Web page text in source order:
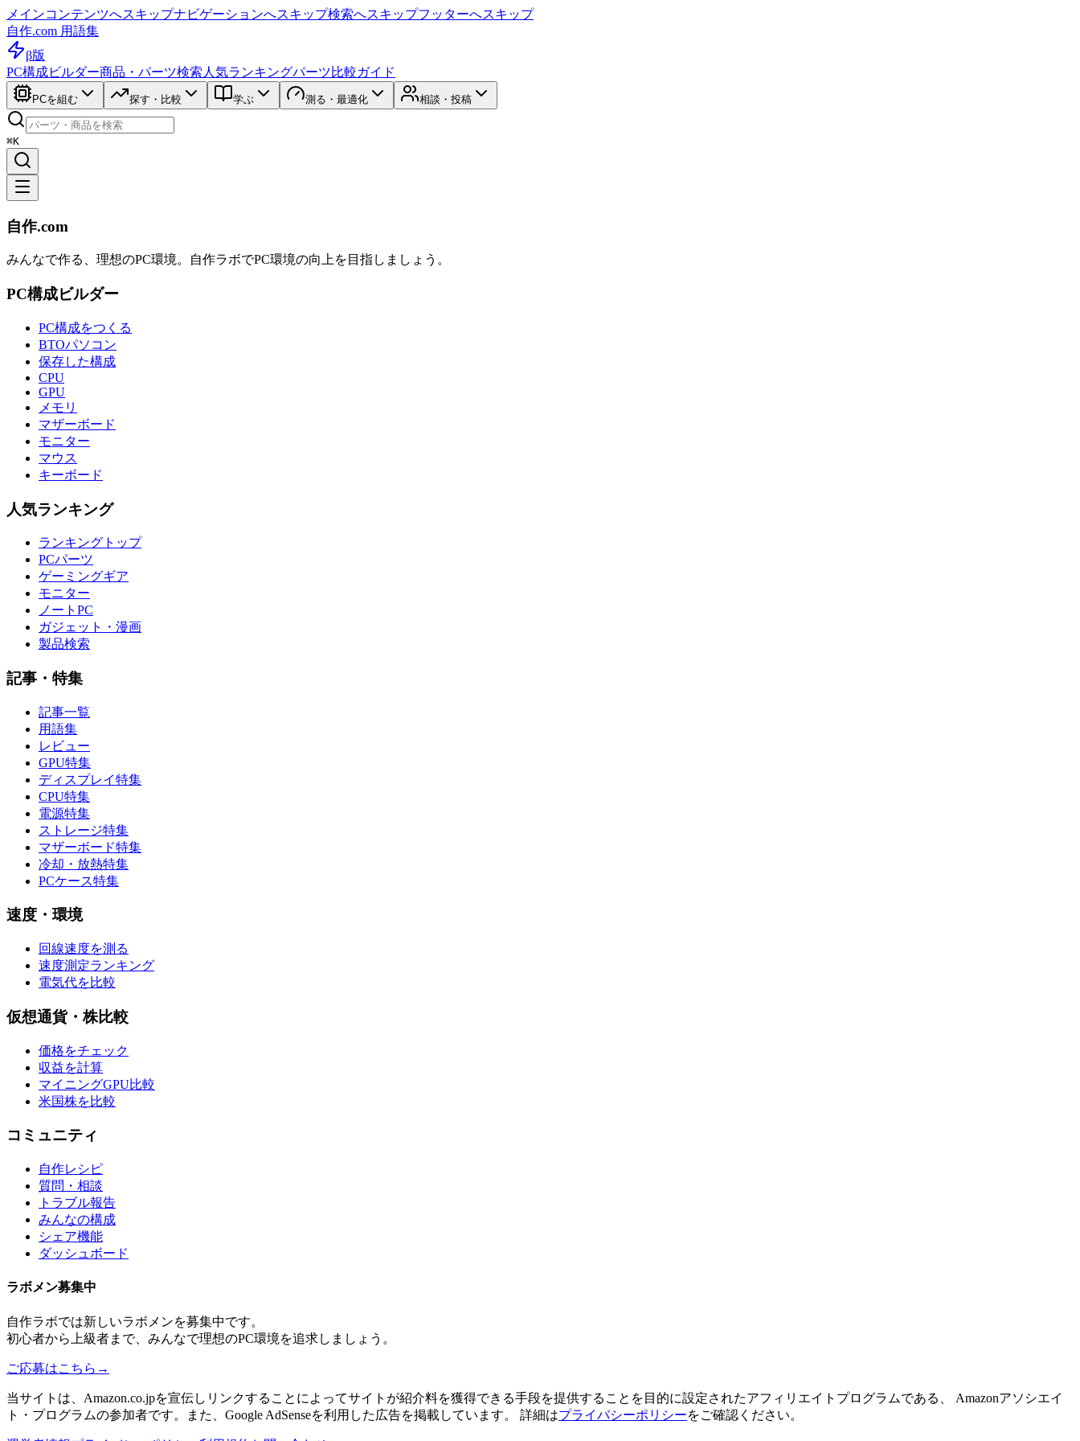
メインコンテンツへスキップナビゲーションへスキップ検索へスキップフッターへスキップ
自作.com 用語集
β版
PC構成ビルダー商品・パーツ検索 人気ランキングパーツ比較ガイド
PCを組む 探す・比較 学ぶ 測る・最適化 相談・投稿
⌘K
自作.com
みんなで作る、理想のPC環境。 自作ラボでPC環境の向上を目指しましょう。
PC構成ビルダー
PC構成をつくる
BTOパソコン
保存した構成
CPU
GPU
メモリ
マザーボード
モニター
マウス
キーボード
人気ランキング
ランキングトップ
PCパーツ
ゲーミングギア
モニター
ノートPC
ガジェット・漫画
製品検索
記事・特集
記事一覧
用語集
レビュー
GPU特集
ディスプレイ特集
CPU特集
電源特集
ストレージ特集
マザーボード特集
冷却・放熱特集
PCケース特集
速度・環境
回線速度を測る
速度測定ランキング
電気代を比較
仮想通貨・株比較
価格をチェック
収益を計算
マイニングGPU比較
米国株を比較
コミュニティ
自作レシピ
質問・相談
トラブル報告
みんなの構成
シェア機能
ダッシュボード
ラボメン募集中
自作ラボでは新しいラボメンを募集中です。
初心者から上級者まで、みんなで理想のPC環境を追求しましょう。
ご応募はこちら →
当サイトは、Amazon.co.jpを宣伝しリンクすることによってサイトが紹介料を獲得できる手段を提供することを目的に設定されたアフィリエイトプログラムである、 Amazonアソシエイ
ト・プログラムの参加者です。また、Google AdSenseを利用した広告を掲載しています。 詳細はプライバシーポリシーをご確認ください。